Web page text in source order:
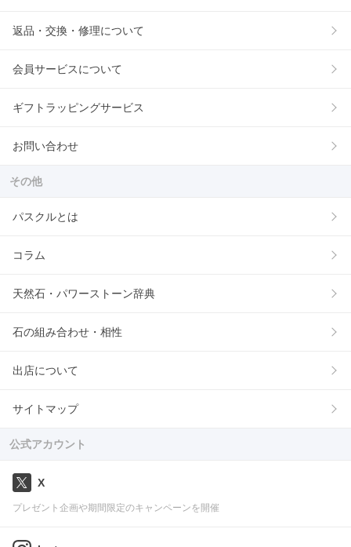
返品・交換・修理について
会員サービスについて
ギフトラッピングサービス
お問い合わせ
その他
パスクルとは
コラム
天然石・パワーストーン辞典
石の組み合わせ・相性
出店について
サイトマップ
公式アカウント
X
プレゼント企画や期間限定のキャンペーンを開催